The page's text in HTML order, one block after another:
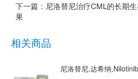
下一篇：尼洛替尼治疗CML的长期
果
相关商品
尼洛替尼,达希纳